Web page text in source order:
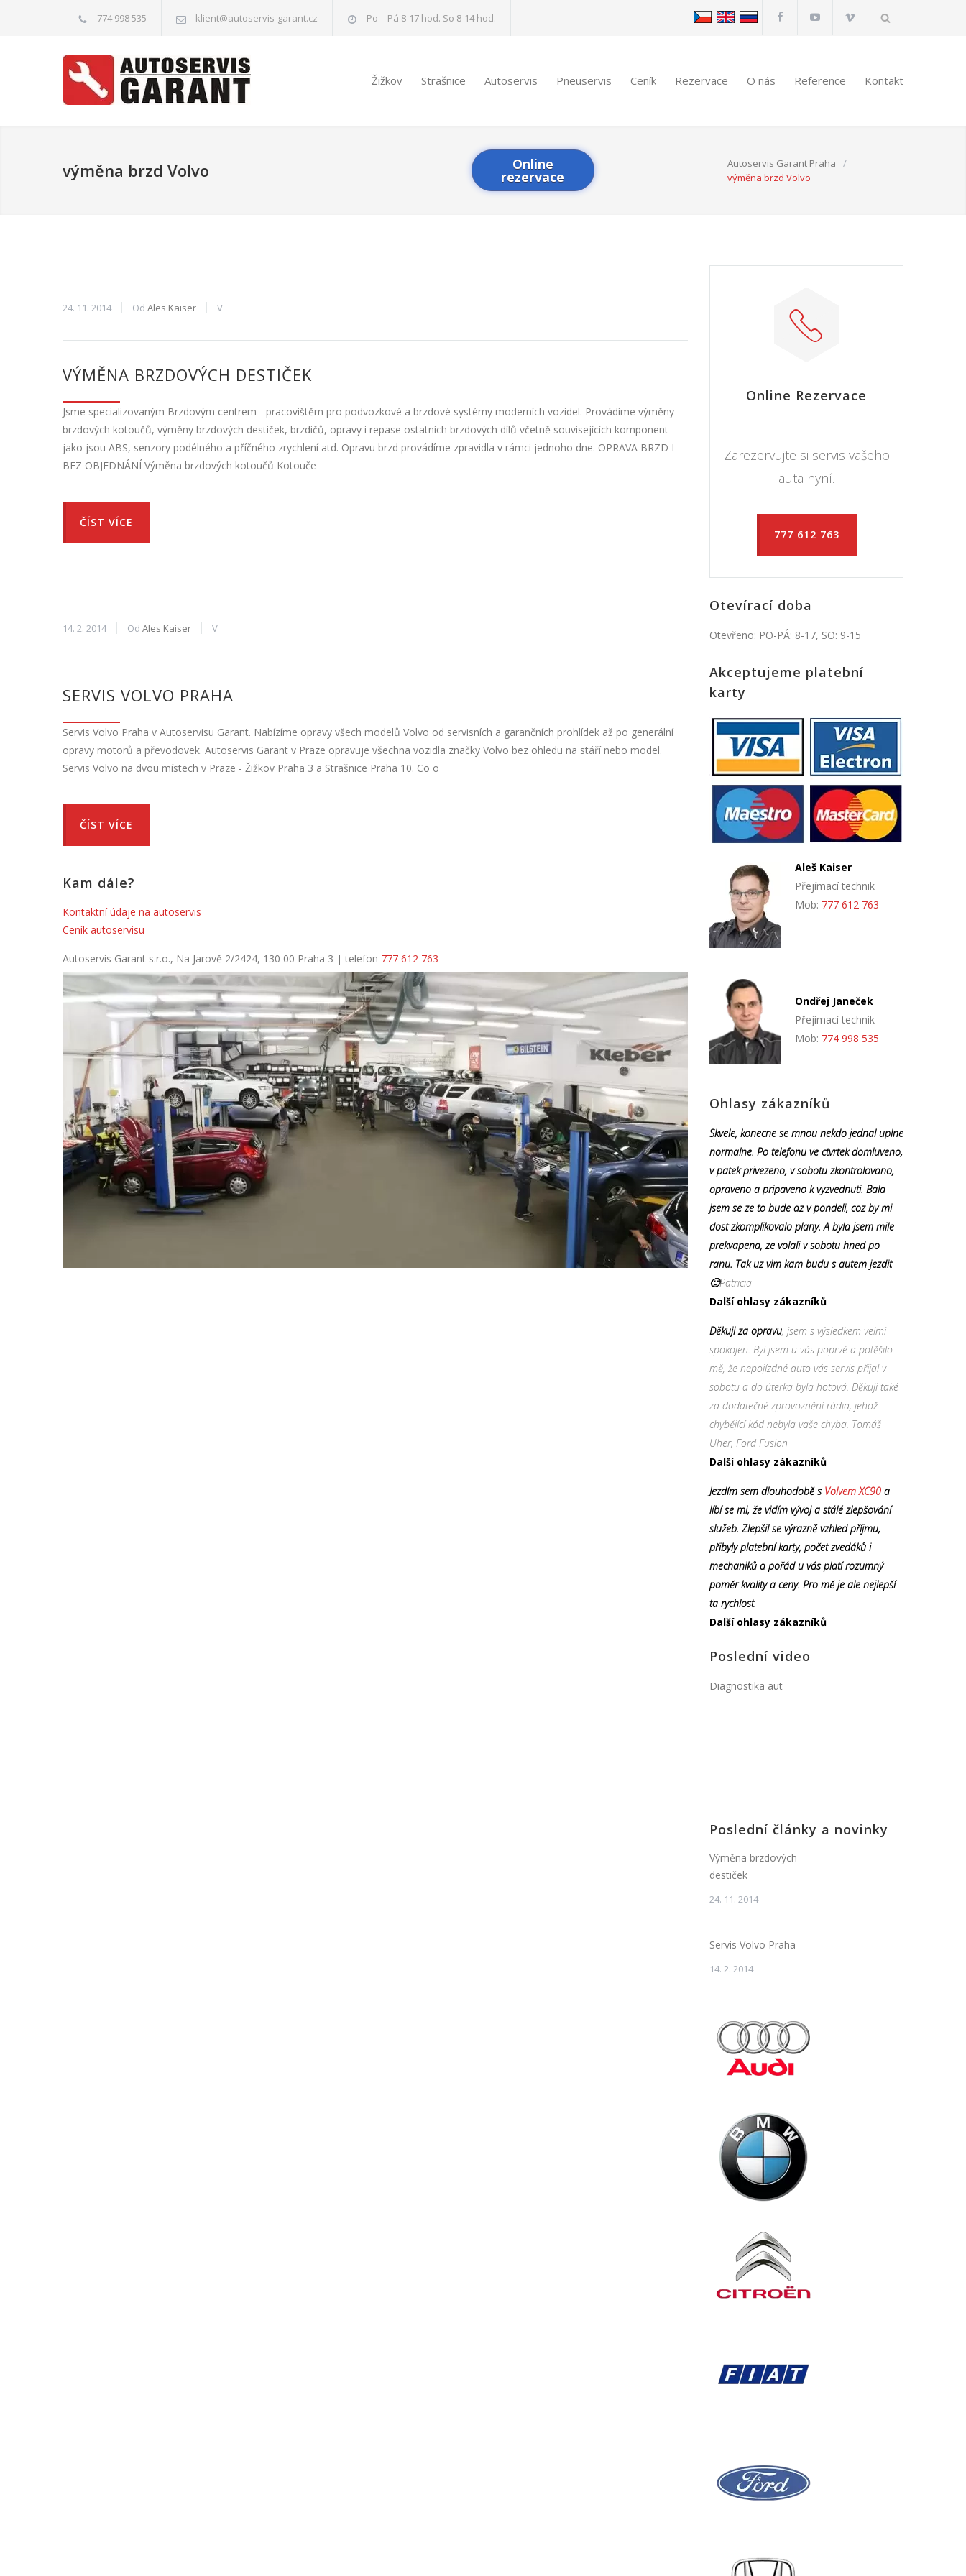
774 998 535 klient@autoservis-garant.cz Po – Pá 8-17 hod. So 8-14 hod.
Žižkov Strašnice Autoservis Pneuservis Ceník Rezervace O nás Reference Kontakt
výměna brzd Volvo Online
rezervace
Autoservis Garant Praha
/
výměna brzd Volvo
24. 11. 2014 Od Ales Kaiser V
VÝMĚNA BRZDOVÝCH DESTIČEK
Jsme specializovaným Brzdovým centrem - pracovištěm pro podvozkové a brzdové systémy moderních vozidel. Provádíme výměny
brzdových kotoučů, výměny brzdových destiček, brzdičů, opravy i repase ostatních brzdových dílů včetně souvisejících komponent
jako jsou ABS, senzory podélného a příčného zrychlení atd. Opravu brzd provádíme zpravidla v rámci jednoho dne. OPRAVA BRZD I
BEZ OBJEDNÁNÍ Výměna brzdových kotoučů Kotouče
ČÍST VÍCE
14. 2. 2014 Od Ales Kaiser V
SERVIS VOLVO PRAHA
Servis Volvo Praha v Autoservisu Garant. Nabízíme opravy všech modelů Volvo od servisních a garančních prohlídek až po generální
opravy motorů a převodovek. Autoservis Garant v Praze opravuje všechna vozidla značky Volvo bez ohledu na stáří nebo model.
Servis Volvo na dvou místech v Praze - Žižkov Praha 3 a Strašnice Praha 10. Co o
ČÍST VÍCE
Kam dále?
Kontaktní údaje na autoservis
Ceník autoservisu
Autoservis Garant s.r.o., Na Jarově 2/2424, 130 00 Praha 3 | telefon 777 612 763
Online Rezervace
Zarezervujte si servis vašeho
auta nyní.
777 612 763
Otevírací doba
Otevřeno: PO-PÁ: 8-17, SO: 9-15
Akceptujeme platební
karty
Aleš Kaiser
Přejímací technik
Mob: 777 612 763
Ondřej Janeček
Přejímací technik
Mob: 774 998 535
Ohlasy zákazníků
Skvele, konecne se mnou nekdo jednal uplne
normalne. Po telefonu ve ctvrtek domluveno,
v patek privezeno, v sobotu zkontrolovano,
opraveno a pripaveno k vyzvednuti. Bala
jsem se ze to bude az v pondeli, coz by mi
dost zkomplikovalo plany. A byla jsem mile
prekvapena, ze volali v sobotu hned po
ranu. Tak uz vim kam budu s autem jezdit
🙂Patricia
Další ohlasy zákazníků
Děkuji za opravu, jsem s výsledkem velmi
spokojen. Byl jsem u vás poprvé a potěšilo
mě, že nepojízdné auto vás servis přijal v
sobotu a do úterka byla hotová. Děkuji také
za dodatečné zprovoznění rádia, jehož
chybějící kód nebyla vaše chyba. Tomáš
Uher, Ford Fusion
Další ohlasy zákazníků
Jezdím sem dlouhodobě s Volvem XC90 a
líbí se mi, že vidím vývoj a stálé zlepšování
služeb. Zlepšil se výrazně vzhled příjmu,
přibyly platební karty, počet zvedáků i
mechaniků a pořád u vás platí rozumný
poměr kvality a ceny. Pro mě je ale nejlepší
ta rychlost.
Další ohlasy zákazníků
Poslední video
Diagnostika aut
Poslední články a novinky
Výměna brzdových
destiček
24. 11. 2014
Servis Volvo Praha
14. 2. 2014